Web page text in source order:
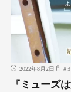
2022年8月2日 #
『ミューズ